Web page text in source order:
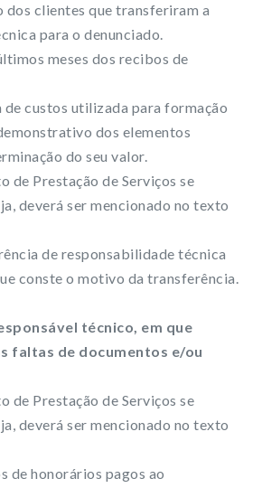
dos clientes que transferiram a
para o denunciado.
meses dos recibos de
de custos utilizada para formação
dos elementos
do seu valor.
de Prestação de Serviços se
deverá ser mencionado no texto
de responsabilidade técnica
conste o motivo da transferência.
técnico, em que
faltas de documentos e/ou
de Prestação de Serviços se
deverá ser mencionado no texto
de honorários pagos ao